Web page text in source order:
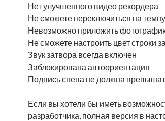
Нет улучшенного видео рекордера
Не сможете переключиться на
Невозможно приложить
Не сможете настроить цвет строки
Звук затвора всегда включен
Заблокирована автоориентация
Подпись снепа не должна
Если вы хотели бы иметь
разработчика, полная версия в